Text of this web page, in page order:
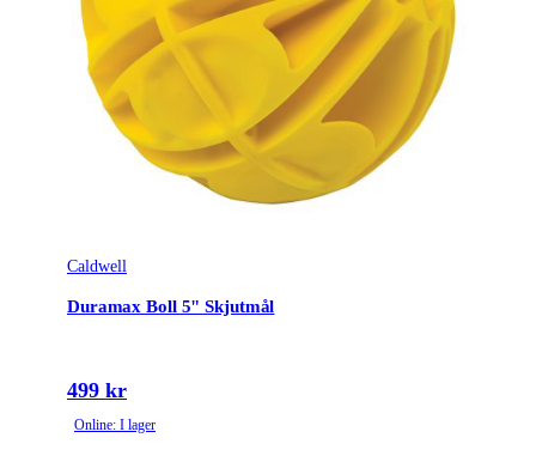
Caldwell
Duramax Boll 5" Skjutmål
499 kr
Online: I lager